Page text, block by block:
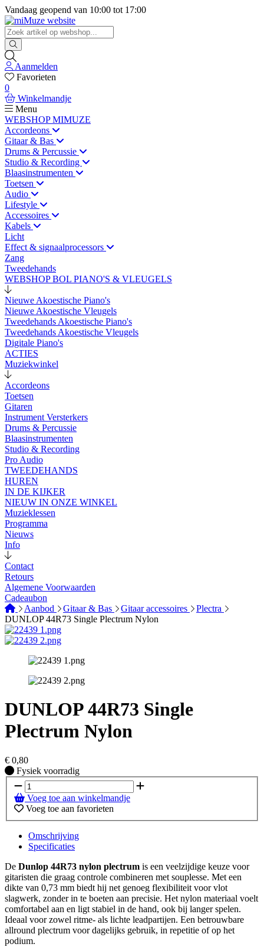
Vandaag geopend van 10:00 tot 17:00
Aanmelden
Favorieten
0
Winkelmandje
Menu
WEBSHOP MIMUZE
Accordeons
Gitaar & Bas
Drums & Percussie
Studio & Recording
Blaasinstrumenten
Toetsen
Audio
Lifestyle
Accessoires
Kabels
Licht
Effect & signaalprocessors
Zang
Tweedehands
WEBSHOP BOL PIANO'S & VLEUGELS
Nieuwe Akoestische Piano's
Nieuwe Akoestische Vleugels
Tweedehands Akoestische Piano's
Tweedehands Akoestische Vleugels
Digitale Piano's
ACTIES
Muziekwinkel
Accordeons
Toetsen
Gitaren
Instrument Versterkers
Drums & Percussie
Blaasinstrumenten
Studio & Recording
Pro Audio
TWEEDEHANDS
HUREN
IN DE KIJKER
NIEUW IN ONZE WINKEL
Muzieklessen
Programma
Nieuws
Info
Contact
Retours
Algemene Voorwaarden
Cadeaubon
Aanbod
Gitaar & Bas Gitaar accessoires
Plectra
DUNLOP 44R73 Single Plectrum Nylon
DUNLOP 44R73 Single
Plectrum Nylon
€ 0,80
Fysiek voorradig
Fysiek voorradig
Voeg toe aan winkelmandje
Voeg toe aan favorieten
Omschrijving
Specificaties
De Dunlop 44R73 nylon plectrum is een veelzijdige keuze voor
gitaristen die graag controle combineren met souplesse. Met een
dikte van 0,73 mm biedt hij net genoeg flexibiliteit voor vlot
slagwerk, zonder in te boeten aan precisie. Het nylon materiaal voelt
comfortabel aan en ligt stabiel in de hand, ook bij langer spelen.
Ideaal voor zowel ritme- als lichte leadpartijen. Een betrouwbare
allround plectrum voor dagelijks gebruik, in repetitie of op het
podium.